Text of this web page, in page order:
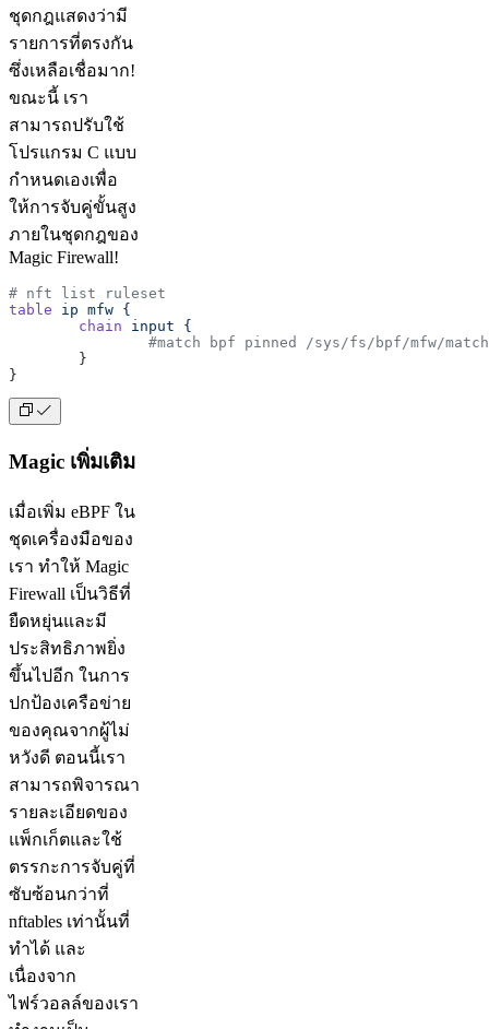
ชุดกฎแสดงว่ามี
รายการที่ตรงกัน
ซึ่งเหลือเชื่อมาก!
ขณะนี้ เรา
สามารถปรับใช้
โปรแกรม C แบบ
กำหนดเองเพื่อ
ให้การจับคู่ขั้นสูง
ภายในชุดกฎของ
Magic Firewall!
# nft list ruleset
table ip mfw {
	chain
input {
#match bpf pinned /sys/fs/bpf/mfw/
	}
}
Magic เพิ่มเติม
เมื่อเพิ่ม eBPF ใน
ชุดเครื่องมือของ
เรา ทำให้ Magic
Firewall เป็นวิธีที่
ยืดหยุ่นและมี
ประสิทธิภาพยิ่ง
ขึ้นไปอีก ในการ
ปกป้องเครือข่าย
ของคุณจากผู้ไม่
หวังดี ตอนนี้เรา
สามารถพิจารณา
รายละเอียดของ
แพ็กเก็ตและใช้
ตรรกะการจับคู่ที่
ซับซ้อนกว่าที่
nftables เท่านั้นที่
ทำได้ และ
เนื่องจาก
ไฟร์วอลล์ของเรา